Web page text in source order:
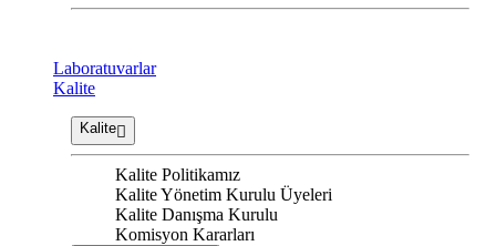
Laboratuvarlar
Kalite
Kalite
Kalite Politikamız
Kalite Yönetim Kurulu Üyeleri
Kalite Danışma Kurulu
Komisyon Kararları